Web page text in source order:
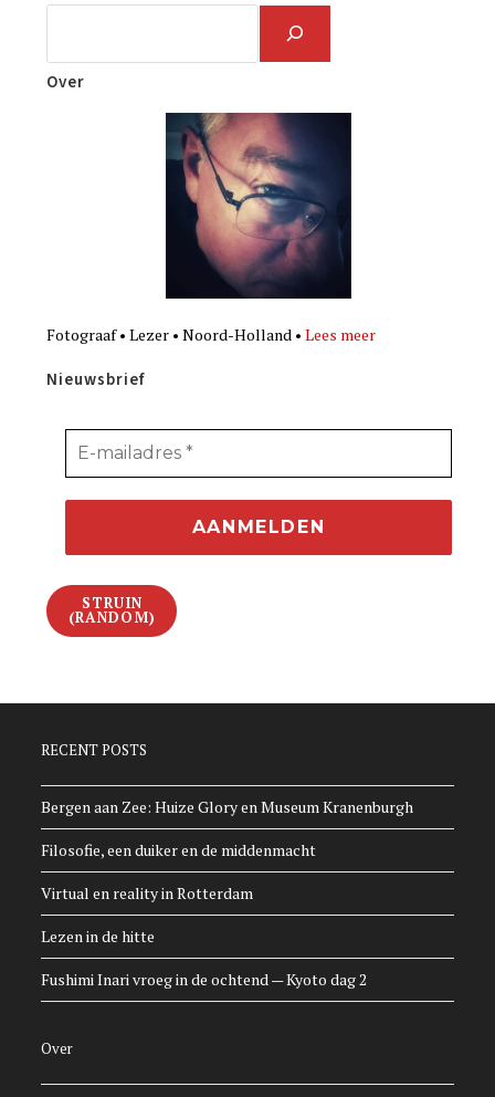
Over
Fotograaf • Lezer • Noord-Holland •Lees meer
Nieuwsbrief
STRUIN
(RANDOM)
RECENT POSTS
Bergen aan Zee: Huize Glory en Museum Kranenburgh
Filosofie, een duiker en de middenmacht
Virtual en reality in Rotterdam
Lezen in de hitte
Fushimi Inari vroeg in de ochtend — Kyoto dag 2
Over